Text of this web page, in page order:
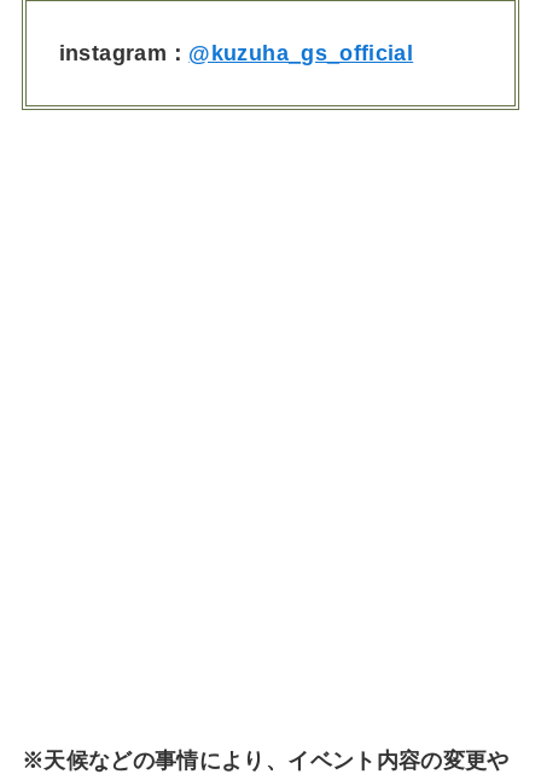
instagram： @kuzuha_gs_official
※天候などの事情により、イベント内容の変更や